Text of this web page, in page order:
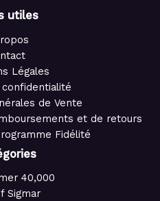
utiles
Légales
de Vente
et de retours
Fidélité
40,000
Sigmar